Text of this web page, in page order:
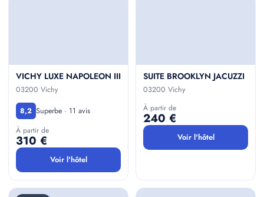
VICHY LUXE NAPOLEON III
03200 Vichy
8,2 Superbe · 11 avis
À partir de
310 €
Voir l'hôtel
SUITE BROOKLYN JACUZZI
03200 Vichy
À partir de
240 €
Voir l'hôtel